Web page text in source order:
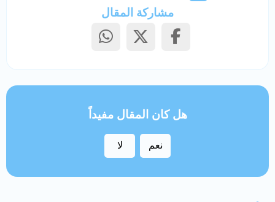
مشاركة المقال
هل كان المقال مفيداً
نعم لا